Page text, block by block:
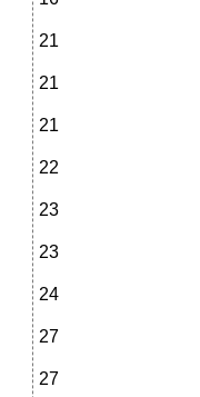
21
21
21
22
23
23
24
27
27